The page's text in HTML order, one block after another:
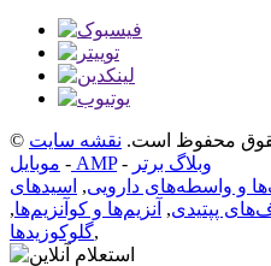
نقشه سایت
- موبایل AMP- وبلاگ برتر
و واسطه‌های دارویی, اسیدهای
پپتیدی, آنزیم‌ها و کوآنزیم‌ها,
گلوکوزیدها,